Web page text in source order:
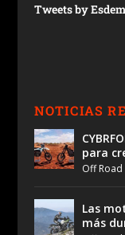
Tweets by
NOTICIAS
para
Off Road
Las
más